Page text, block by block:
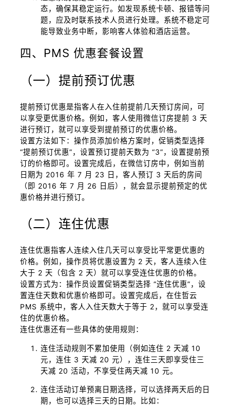
态，确保其稳定运行。如发现系统卡顿、报错等问
题，应及时联系技术人员进行处理。系统不稳定可
能导致业务中断，影响客人体验和酒店运营。
四、PMS 优惠套餐设置
（一）提前预订优惠
提前预订优惠是指客人在入住前提前几天预订房间，可
以享受更优惠价格。例如，客人使用微信订房提前 3 天
进行预订，就可以享受到提前预订的优惠价格。
设置方法如下：操作员添加价格方案时，促销类型选择
“提前预订优惠”，设置预订提前天数为 “3”，设置提前预
订的价格即可。设置完成后，在微信订房中，例如当前
日期为 2016 年 7 月 23 日，客人预订 3 天后的房间
（即 2016 年 7 月 26 日后），就会显示提前预定的优
惠价格并进行预订。
（二）连住优惠
连住优惠指客人连续入住几天可以享受比平常更优惠的
价格。例如，操作员将优惠设置为 2 天，客人连续入住
大于 2 天（包含 2 天）就可以享受连住优惠的价格。
设置方式为：操作员设置促销类型选择 “连住优惠”，设
置连住天数和优惠价格即可。设置完成后，在住哲云
PMS 系统中，客人入住天数大于等于 2，就可以享受连
住的优惠价格。
连住优惠还有一些具体的使用规则：
连住活动规则不累加使用（例如连住 2 天减 10
元，连住 3 天减 20 元），连住三天即享受住三
天减 20 活动，不享受住两天减 10 元。
连住活动订单预离日期选择，可以选择两天后的日
期，也可以选择三天的日期。比如：